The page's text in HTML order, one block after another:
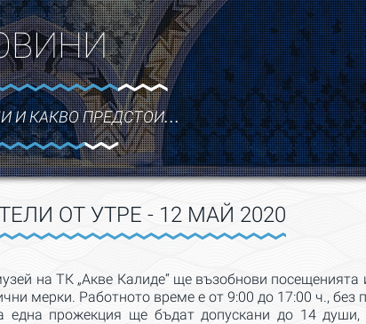
И КАКВО ПРЕДСТОИ…
ОТ УТРЕ - 12 МАЙ 2020
на ТК „Акве Калиде“ ще възобнови
мерки. Работното време е от 9:00 до 17:00 ч., без
една прожекция ще бъдат допускани до 14 души,